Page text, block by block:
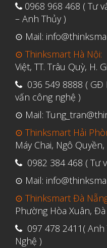
0968 968 468 ( Tư
– Anh Thủy )
⊙ Mail:
⊙ Thinksmart Hà Nội:
Việt, TT. Trâu Quỳ, H.
036 549 8888 ( GĐ
vấn công nghệ )
⊙ Mail:
⊙ Thinksmart Hải
Máy Chai, Ngô
0982 384 468 ( Tư
⊙ Mail:
⊙ Thinksmart Đà
Phường Hòa Xuân,
097 478 2411(
Nghệ )